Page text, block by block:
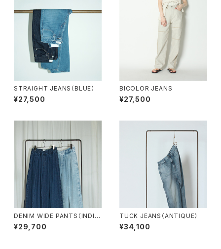
STRAIGHT JEANS（BLUE）
¥27,500
BICOLOR JEANS
¥27,500
DENIM WIDE PANTS（INDIG
O BLUE/ANTIQUE）
¥29,700
TUCK JEANS（ANTIQUE）
¥34,100